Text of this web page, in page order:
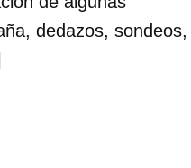
dedazos, sondeos,